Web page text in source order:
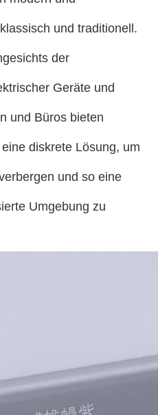
und traditionell.
der
Geräte und
und Büros bieten
diskrete Lösung, um
und so eine
Umgebung zu